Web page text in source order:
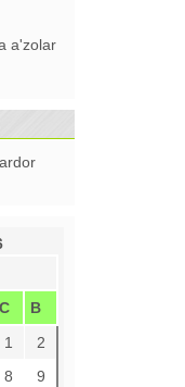
a'zolar
С
В
1
2
8
9